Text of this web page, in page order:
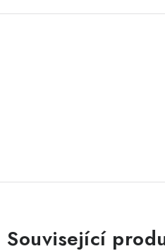
Související